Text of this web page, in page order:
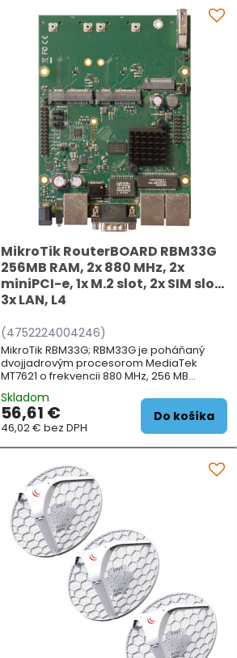
MikroTik RouterBOARD RBM33G
256MB RAM, 2x 880 MHz, 2x
miniPCI-e, 1x M.2 slot, 2x SIM slot,
3x LAN, L4
(4752224004246)
MikroTik RBM33G; RBM33G je poháňaný
dvojjadrovým procesorom MediaTek
MT7621 o frekvencii 880 MHz, 256 MB
vybavený dvoma slotmi miniPCIe a dvoma
sloty pre SIM kartu. RBM33G je vybavený 3 ...
Skladom
56,61 €
46,02 €bez DPH
Do košíka